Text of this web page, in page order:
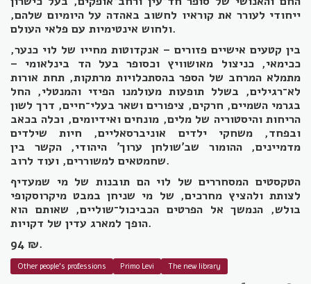
ייחודי לעורר את קוראיו לחשוב באהדה על היומיום שלהם,
ולחוש אינטימיות עם פלאי העולם.
בין קטעים אישיים פזורים – אנקדוטות מחייו של לוי כנער,
ככימאי, כניצול מאושוויץ וכסופר בעל הד בינלאומי –
מתמלא המרחב של הספר בהסתכלויות מרתקות, תחת אורות
לא־רגילים, בשלל תופעות מעולמנו הפיזי והמנטלי, החל
בגרמי השמיים, חרקים, ציפורים ושאר בעלי־חיים, דרך לשון
הריחות והיסטוריה של מלים, מונחים ואידיומים, וכלה בכאב
ובפחד, משחקי ילדים אוניברסאליים, חיות שילדים
מדמיינים, ההומור שב'שולחן ערוך' היהודי, הקשר בין
שחמטאים למשוררים, ועוד לרוב.
הטקסטים המסחררים של לוי הם תובנות של מי שמעדיף
לצותת ולהציץ מחרכים, של מי שניחן במבט מיקרוסקופי
בולש, הנמשך אל הפרטים הכביכול־שוליים, שאותם הוא
הופך למארג עדין של דקויות.
94 ₪.
Other people's professions Primo Levi The new library